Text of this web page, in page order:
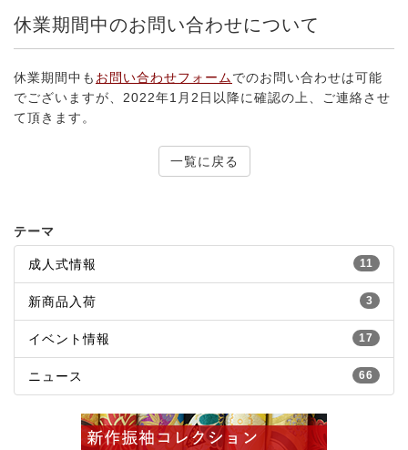
テーマ
11
成人式情報
3
新商品入荷
17
イベント情報
66
ニュース
休業期間中のお問い合わせについて
休業期間中も お 問い合わせフォームでのお問い合わせは可能
でございますが、2022年1月2日以降に確認の上、ご連絡させ
て頂きます。
一覧に戻る